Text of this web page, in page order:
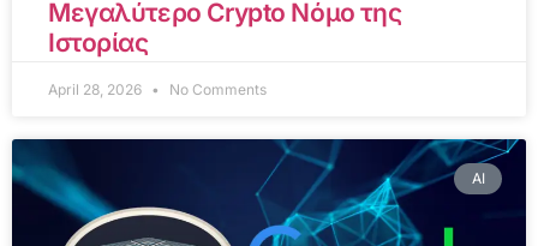
Μεγαλύτερο Crypto Νόμο της
Ιστορίας
April 28, 2026 No Comments
AI